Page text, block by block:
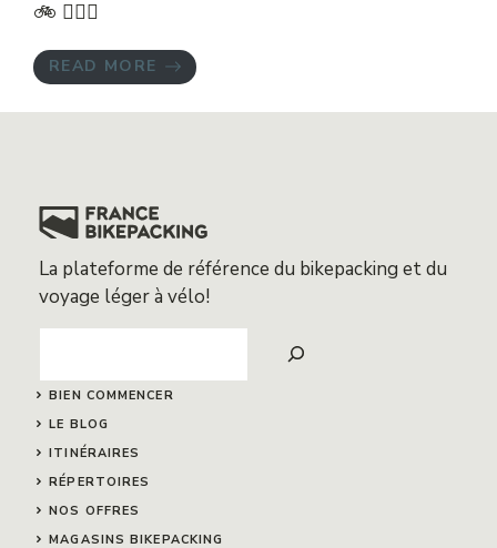
🚲 🏃🏻‍♀️
READ MORE
La plateforme de référence du bikepacking et du
voyage léger à vélo!
BIEN COMMENCER
LE BLOG
ITINÉRAIRES
RÉPERTOIRES
NOS OFFRES
MAGASINS BIKEPACKING